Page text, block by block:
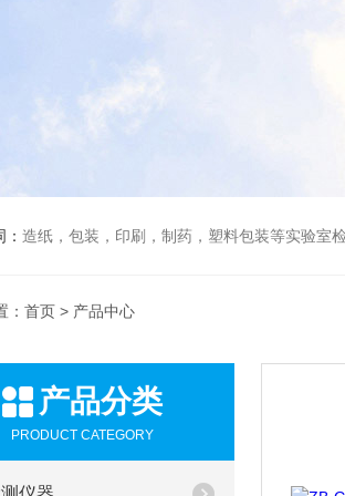
造纸，包装，印刷，制药，塑料包装等实验室
： 首页 > 产品中心
产品分类
PRODUCT CATEGORY